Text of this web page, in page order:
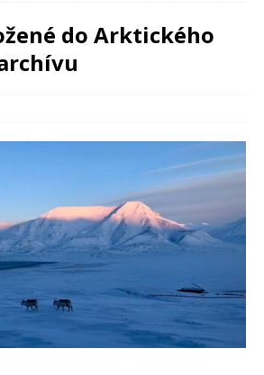
do Arktického